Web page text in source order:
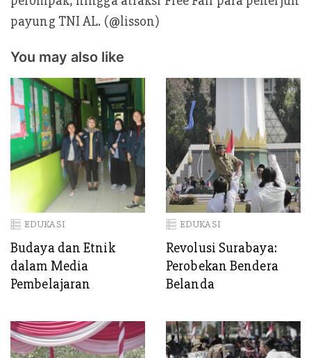
payung TNI AL. (@lisson)
You may also like
EDUKASI
Budaya dan Etnik
dalam Media
Pembelajaran
EDUKASI
Revolusi Surabaya:
Perobekan Bendera
Belanda